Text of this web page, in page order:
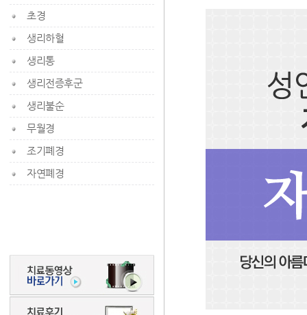
초경
생리하혈
생리통
생리전증후군
생리불순
무월경
조기폐경
자연폐경